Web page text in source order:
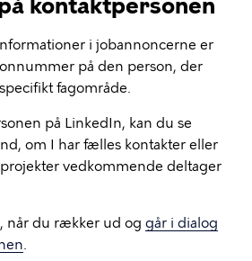
kontaktpersonen
i jobannoncerne er
på den person, der
fagområde.
på LinkedIn, kan du se
om I har fælles kontakter eller
vedkommende deltager
når du rækker ud og går i dialog
.